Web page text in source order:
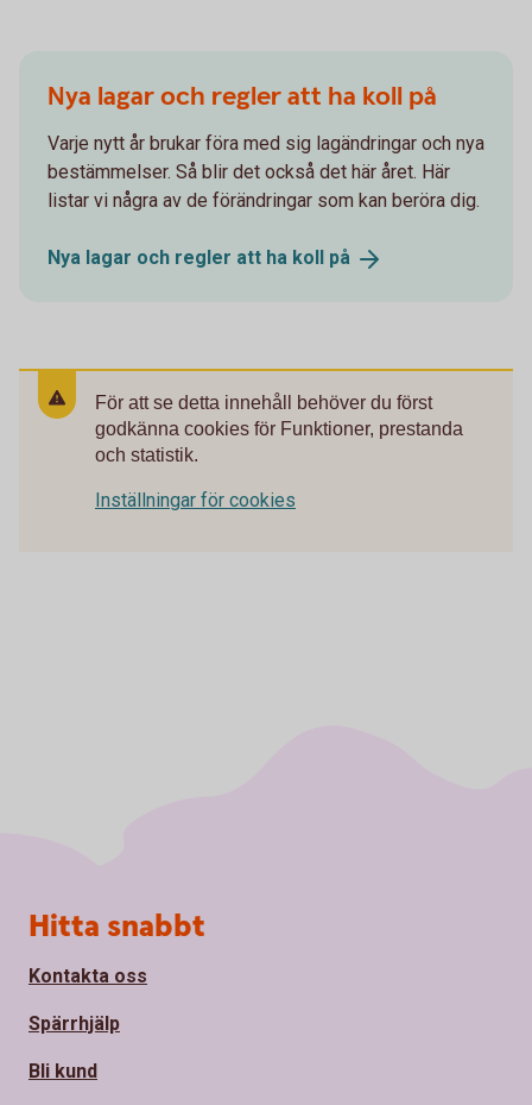
Nya lagar och regler att ha koll på
Varje nytt år brukar föra med sig lagändringar och nya
bestämmelser. Så blir det också det här året. Här
listar vi några av de förändringar som kan beröra dig.
Nya lagar och regler att ha koll på
För att se detta innehåll behöver du först
godkänna cookies för Funktioner, prestanda
och statistik.
Inställningar för cookies
Sidfot
Hitta snabbt
Kontakta oss
Spärrhjälp
Bli kund